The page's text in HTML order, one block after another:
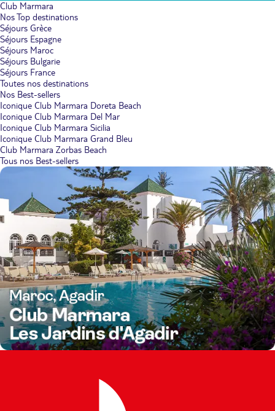
Club Marmara
Nos Top destinations
Séjours Grèce
Séjours Espagne
Séjours Maroc
Séjours Bulgarie
Séjours France
Toutes nos destinations
Nos Best-sellers
Iconique Club Marmara Doreta Beach
Iconique Club Marmara Del Mar
Iconique Club Marmara Sicilia
Iconique Club Marmara Grand Bleu
Club Marmara Zorbas Beach
Tous nos Best-sellers